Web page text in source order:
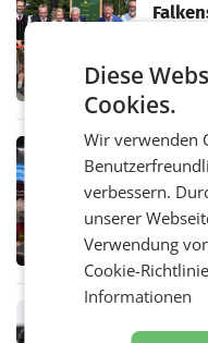
offiziell
„Join
Das
fiction,
wird
2027 in
von 15.
Diese
Cookies.
Wir verwenden
verbessern.
unserer
Verwendung
Cookie-
Informationen